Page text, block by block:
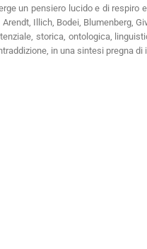
un pensiero lucido e di respiro
Illich, Bodei, Blumenberg,
storica, ontologica,
in una sintesi pregna di